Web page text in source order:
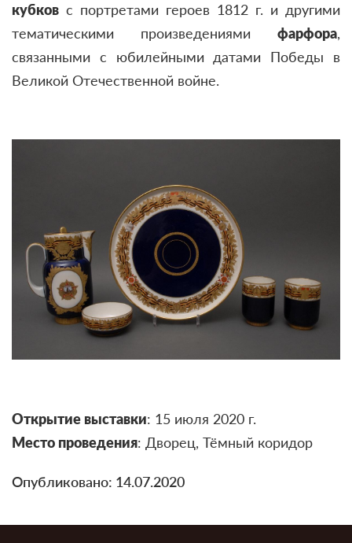
кубков с портретами героев 1812 г. и другими
тематическими произведениями фарфора,
связанными с юбилейными датами Победы в
Великой Отечественной войне.
Открытие выставки: 15 июля 2020 г.
Место проведения: Дворец, Тёмный коридор
Опубликовано: 14.07.2020